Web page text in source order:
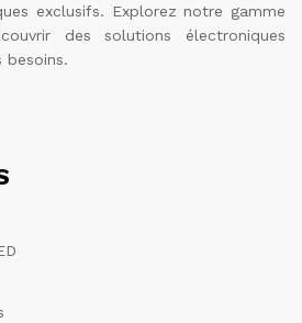
exclusifs. Explorez notre gamme
des solutions électroniques
besoins.